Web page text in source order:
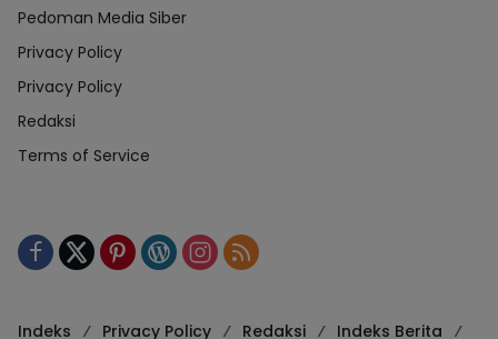
Pedoman Media Siber
Privacy Policy
Privacy Policy
Redaksi
Terms of Service
Indeks Privacy Policy Redaksi Indeks Berita